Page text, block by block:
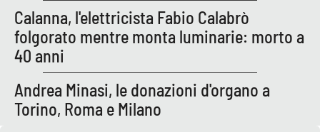
Eventi
Food
Storie
Calanna, l'elettricista Fabio Calabrò
folgorato mentre monta luminarie: morto a
40 anni
Andrea Minasi, le donazioni d'organo a
Torino, Roma e Milano